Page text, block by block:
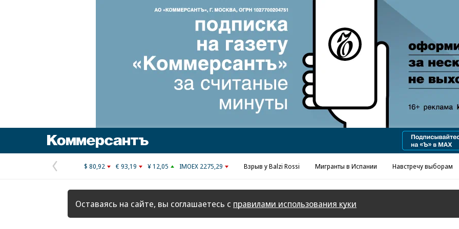
Реклама в «Ъ» www.kommersant.ru/ad
Предыдущая
страница
$ 80,92 € 93,19 ¥ 12,05 IMOEX 2275,29 Взрыв у Balzi Rossi Мигранты в Испании Навстречу выборам
Оставаясь на сайте, вы соглашаетесь с правилами использования куки